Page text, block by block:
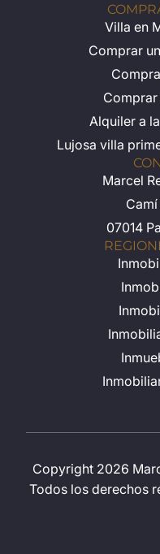
Villa en
Comprar
Alquiler a
Lujosa villa
Marcel
07014
Copyright 2026
Todos los derechos